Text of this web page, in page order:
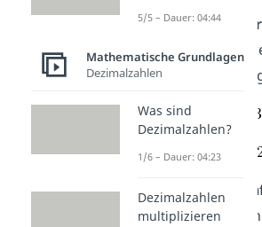
1.
für 6 und 10
2. einzelne
auswählen:
5/5 – Dauer: 04:44
Mathematische Grundlagen
Dezimalzahlen
Was sind
Dezimalzahlen?
1/6 – Dauer: 04:23
Dezimalzahlen
multiplizieren